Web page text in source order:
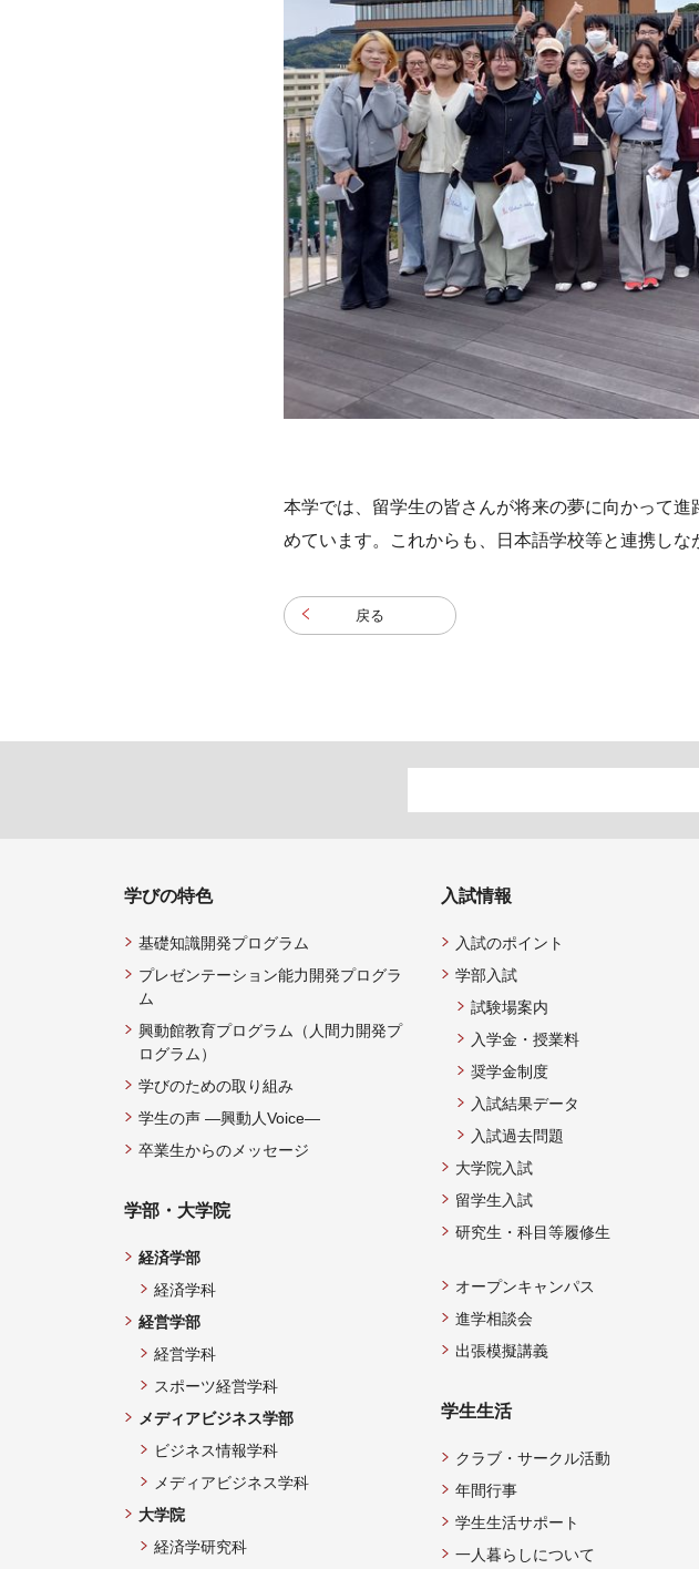
本学では、留学生の皆さんが将来の夢に向かって
めています。これからも、日本語学校等と連携しな
戻る
学びの特色
基礎知識開発プログラム
プレゼンテーション能力開発プログラ
ム
興動館教育プログラム（人間力開発プ
ログラム）
学びのための取り組み
学生の声 —興動人Voice—
卒業生からのメッセージ
学部・大学院
経済学部
経済学科
経営学部
経営学科
スポーツ経営学科
メディアビジネス学部
ビジネス情報学科
メディアビジネス学科
大学院
経済学研究科
入試情報
入試のポイント
学部入試
試験場案内
入学金・授業料
奨学金制度
入試結果データ
入試過去問題
大学院入試
留学生入試
研究生・科目等履修生
オープンキャンパス
進学相談会
出張模擬講義
学生生活
クラブ・サークル活動
年間行事
学生生活サポート
一人暮らしについて